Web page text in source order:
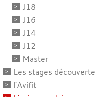
J18
J16
J14
J12
Master
Les stages découverte
l'Avifit